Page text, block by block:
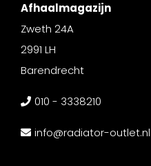
Afhaalmagazijn
Zweth 24A
2991 LH
Barendrecht
010 - 3338210
info@radiator-outlet.nl